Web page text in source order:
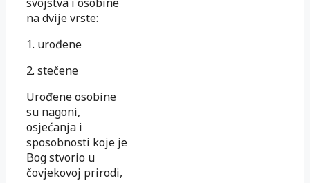
na dvije vrste:
1. urođene
2. stečene
Urođene osobine
su nagoni,
osjećanja i
sposobnosti koje je
Bog stvorio u
čovjekovoj prirodi,